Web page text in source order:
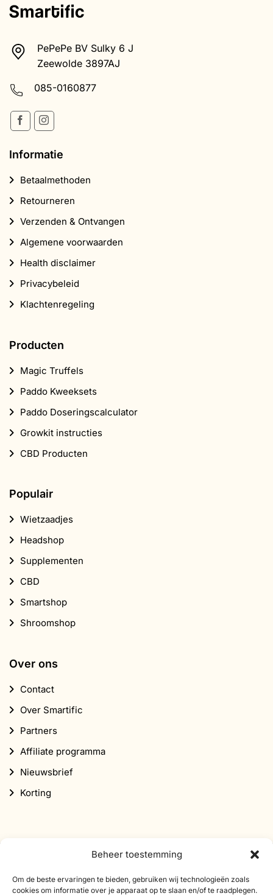
Beheer toestemming
Om de beste ervaringen te bieden, gebruiken wij technologieën zoals
cookies om informatie over je apparaat op te slaan en/of te raadplegen.
PePePe BV Sulky 6 J
Zeewolde 3897AJ
085-0160877
Informatie
Betaalmethoden
Retourneren
Verzenden & Ontvangen
Algemene voorwaarden
Health disclaimer
Privacybeleid
Klachtenregeling
Producten
Magic Truffels
Paddo Kweeksets
Paddo Doseringscalculator
Growkit instructies
CBD Producten
Populair
Wietzaadjes
Headshop
Supplementen
CBD
Smartshop
Shroomshop
Over ons
Contact
Over Smartific
Partners
Affiliate programma
Nieuwsbrief
Korting
Abonneer je op onze nieuwsbrief